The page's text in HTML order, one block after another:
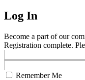
Log In
Become a part of our
Registration complete.
Remember Me